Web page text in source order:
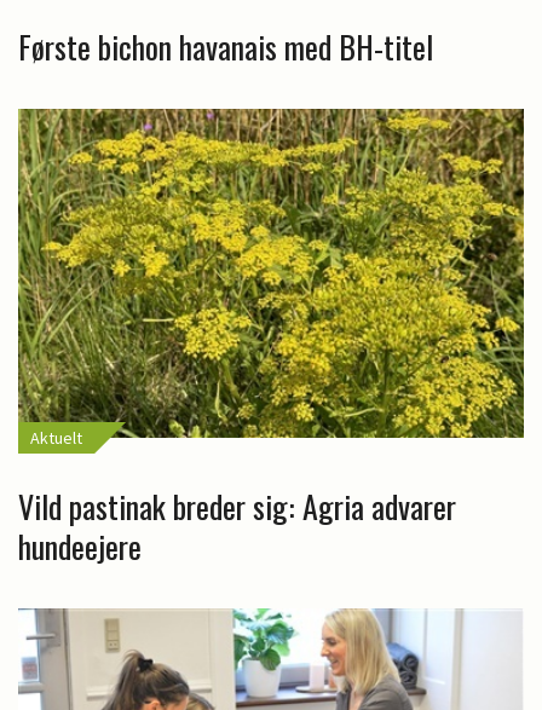
Første bichon havanais med BH-titel
Aktuelt
Vild pastinak breder sig: Agria advarer
hundeejere